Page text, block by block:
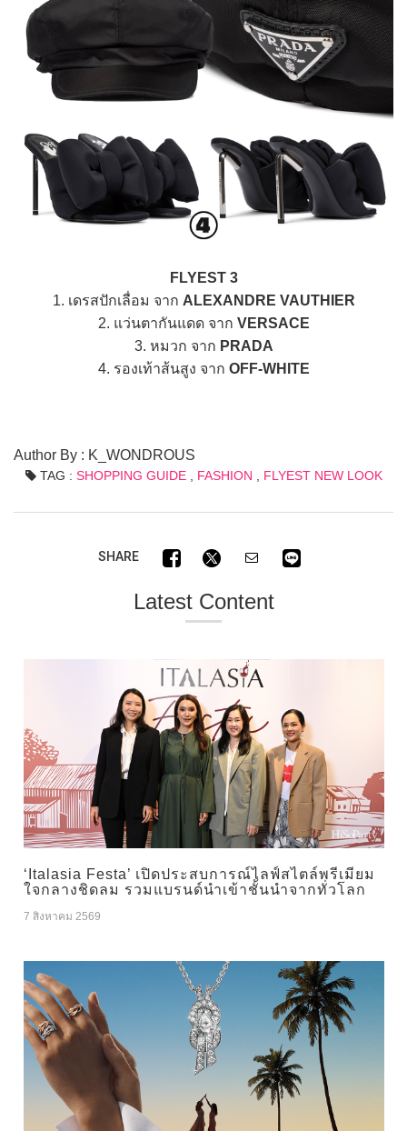
FLYEST 3
1. เดรสปักเลื่อม จาก ALEXANDRE VAUTHIER
2. แว่นตากันแดด จาก VERSACE
3. หมวก จาก PRADA
4. รองเท้าส้นสูง จาก OFF-WHITE
Author By : K_WONDROUS
TAG : SHOPPING GUIDE, FASHION FLYEST NEW LOOK
SHARE
Latest Content
‘Italasia Festa’ เปิดประสบการณ์ไลฟ์สไตล์พรีเมียม
ใจกลางชิดลม รวมแบรนด์นำเข้าชั้นนำจากทั่วโลก
7 สิงหาคม 2569